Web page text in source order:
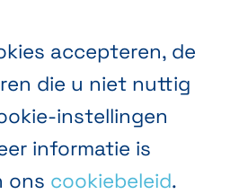
accepteren, de
die u niet nuttig
instellingen
informatie is
ons cookiebeleid.